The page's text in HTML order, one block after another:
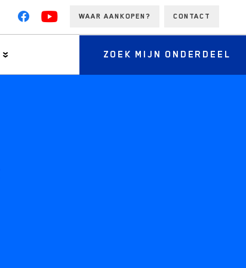
WAAR AANKOPEN? CONTACT
ZOEK MIJN ONDERDEEL